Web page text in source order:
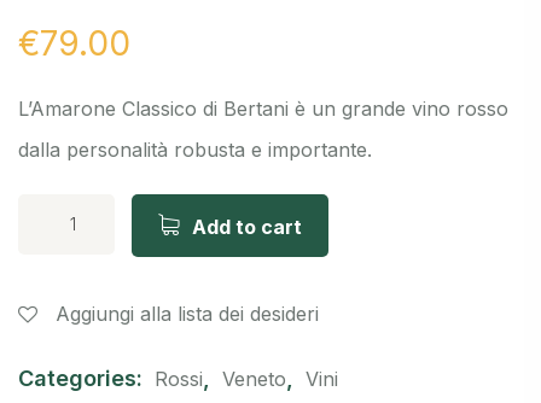
€79.00
L’Amarone Classico di Bertani è un grande vino rosso
dalla personalità robusta e importante.
Add to cart
Aggiungi alla lista dei desideri
Categories: Rossi Veneto Vini